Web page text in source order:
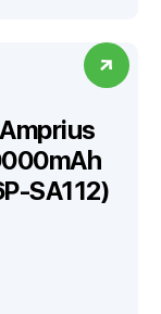
SA112)